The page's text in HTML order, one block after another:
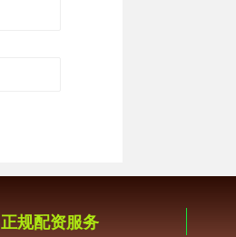
正规配资服务